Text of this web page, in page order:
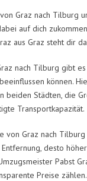
Graz nach Tilburg
auf dich
aus Graz steht dir
nach Tilburg gibt
können.
beiden Städten, die
Transportkapazität.
von Graz nach
desto
Pabst
Preise zählen.